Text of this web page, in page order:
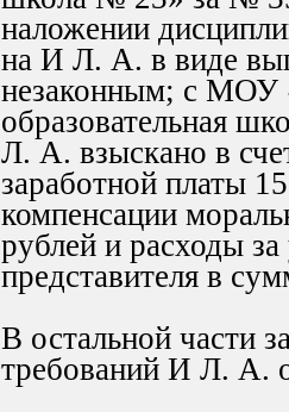
наложении
на И Л. А. в виде
незаконным; с МОУ
образовательная
Л. А. взыскано в
заработной платы
компенсации
рублей и расходы за
представителя в
В остальной части
требований И Л. А.